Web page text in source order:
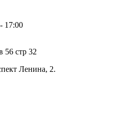
17:00
56 стр 32
Ленина, 2.